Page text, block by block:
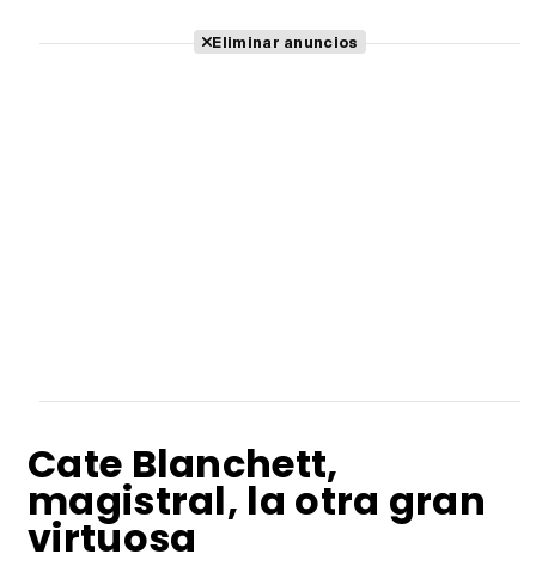
Eliminar anuncios
Cate Blanchett,
magistral, la otra gran
virtuosa